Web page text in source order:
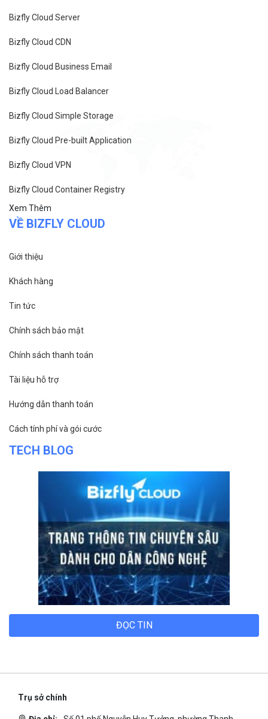
Bizfly Cloud Server
Bizfly Cloud CDN
Bizfly Cloud Business Email
Bizfly Cloud Load Balancer
Bizfly Cloud Simple Storage
Bizfly Cloud Pre-built Application
Bizfly Cloud VPN
Bizfly Cloud Container Registry
Xem Thêm
VỀ BIZFLY CLOUD
Giới thiệu
Khách hàng
Tin tức
Chính sách bảo mật
Chính sách thanh toán
Tài liệu hỗ trợ
Hướng dẫn thanh toán
Cách tính phí và gói cước
TECH BLOG
ĐỌC TIN
Trụ sở chính